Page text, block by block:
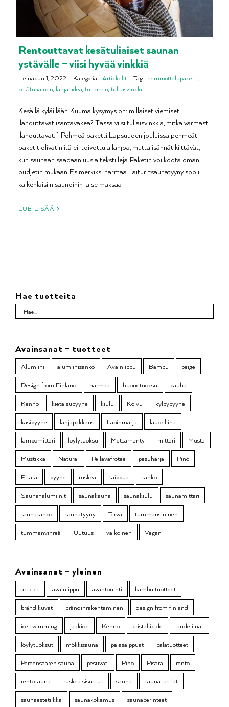
Rentouttavat kesätuliaiset saunan
ystävälle – viisi hyvää vinkkiä
Heinäkuu 1, 2022 | Kategoriat: Artikkelit | Tags: hemmottelupaketti,
kesätuliainen, lahja-idea,tuliainen,tuliaisvinkki
Kesällä kyläillään. Kuuma kysymys on: millaiset viemiset
ilahduttavat isäntäväkeä? Tässä viisi tuliaisvinkkiä, mitkä varmasti
ilahduttavat. 1. Pehmeä paketti Lapsuuden jouluissa pehmeät
paketit olivat niitä ei-toivottuja lahjoa, mutta isännät kiittävät,
kun saunaan saadaan uusia tekstiilejä. Paketin voi koota oman
budjetin mukaan. Esimerkiksi harmaa Laituri-saunatyyny sopii
kaikenlaisiin saunoihin ja se maksaa
LUE LISÄÄ
Hae tuotteita
Avainsanat – tuotteet
Alumiini alumiinisanko Avainlippu Bambu
beige
Design from Finland
harmaa huonetuoksu
kauha
Kenno
kietaisupyyhe kiulu Koivu
kylpypyyhe
käsipyyhe
lahjapakkaus Lapinmarja
laudeliina
lämpömittari
löylytuoksu Metsämänty mittari
Musta
Mustikka
Natural Pellavafrotee pesuharja
Pino
Pisara
pyyhe ruskea saippua
sanko
Sauna-alumiinit
saunakauha saunakiulu
saunamittari
saunasanko
saunatyyny Terva
tummansininen
tummanvihreä
Uutuus valkoinen Vegan
Avainsanat – yleinen
articles avainlippu avantouinti
bambu tuotteet
brändikuvat
brändinrakentaminen
design from finland
ice swimming
jääkide Kenno kristallikide
laudeliinat
löylytuoksut
mökkisauna palasaippuat
palatuotteet
Pereensaaren sauna
pesuvati Pino Pisara
rento
rentosauna
ruskea sisustus sauna
sauna-astiat
saunaestetiikka
saunakokemus
saunaperinteet